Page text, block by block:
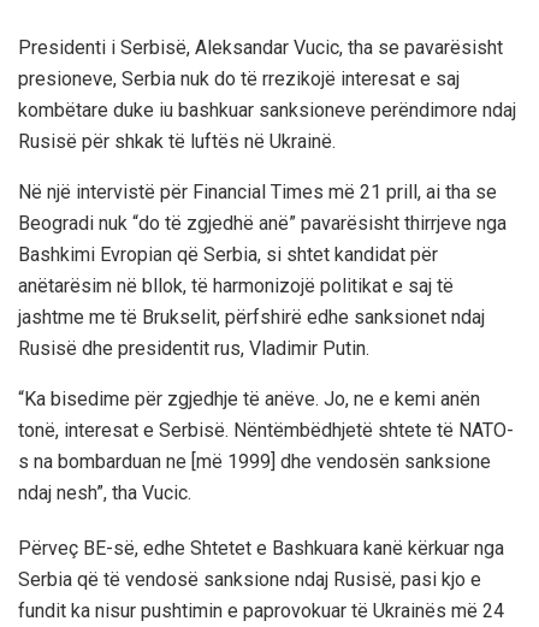
Presidenti i Serbisë, Aleksandar Vucic, tha se pavarësisht
presioneve, Serbia nuk do të rrezikojë interesat e saj
kombëtare duke iu bashkuar sanksioneve perëndimore ndaj
Rusisë për shkak të luftës në Ukrainë.
Në një intervistë për Financial Times më 21 prill, ai tha se
Beogradi nuk “do të zgjedhë anë” pavarësisht thirrjeve nga
Bashkimi Evropian që Serbia, si shtet kandidat për
anëtarësim në bllok, të harmonizojë politikat e saj të
jashtme me të Brukselit, përfshirë edhe sanksionet ndaj
Rusisë dhe presidentit rus, Vladimir Putin.
“Ka bisedime për zgjedhje të anëve. Jo, ne e kemi anën
tonë, interesat e Serbisë. Nëntëmbëdhjetë shtete të NATO-
s na bombarduan ne [më 1999] dhe vendosën sanksione
ndaj nesh”, tha Vucic.
Përveç BE-së, edhe Shtetet e Bashkuara kanë kërkuar nga
Serbia që të vendosë sanksione ndaj Rusisë, pasi kjo e
fundit ka nisur pushtimin e paprovokuar të Ukrainës më 24